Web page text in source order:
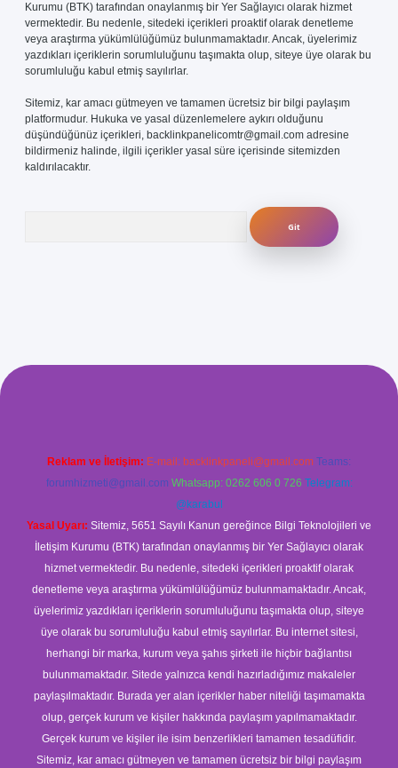
Kurumu (BTK) tarafından onaylanmış bir Yer Sağlayıcı olarak hizmet
vermektedir. Bu nedenle, sitedeki içerikleri proaktif olarak denetleme
veya araştırma yükümlülüğümüz bulunmamaktadır. Ancak, üyelerimiz
yazdıkları içeriklerin sorumluluğunu taşımakta olup, siteye üye olarak bu
sorumluluğu kabul etmiş sayılırlar.
Sitemiz, kar amacı gütmeyen ve tamamen ücretsiz bir bilgi paylaşım
platformudur. Hukuka ve yasal düzenlemelere aykırı olduğunu
düşündüğünüz içerikleri, backlinkpanelicomtr@gmail.com adresine
bildirmeniz halinde, ilgili içerikler yasal süre içerisinde sitemizden
kaldırılacaktır.
Reklam ve İletişim: E-mail: backlinkpaneli@gmail.com Teams:
forumhizmeti@gmail.com Whatsapp: 0262 606 0 726 Telegram:
@karabul
Yasal Uyarı: Sitemiz, 5651 Sayılı Kanun gereğince Bilgi Teknolojileri ve
İletişim Kurumu (BTK) tarafından onaylanmış bir Yer Sağlayıcı olarak
hizmet vermektedir. Bu nedenle, sitedeki içerikleri proaktif olarak
denetleme veya araştırma yükümlülüğümüz bulunmamaktadır. Ancak,
üyelerimiz yazdıkları içeriklerin sorumluluğunu taşımakta olup, siteye
üye olarak bu sorumluluğu kabul etmiş sayılırlar. Bu internet sitesi,
herhangi bir marka, kurum veya şahıs şirketi ile hiçbir bağlantısı
bulunmamaktadır. Sitede yalnızca kendi hazırladığımız makaleler
paylaşılmaktadır. Burada yer alan içerikler haber niteliği taşımamakta
olup, gerçek kurum ve kişiler hakkında paylaşım yapılmamaktadır.
Gerçek kurum ve kişiler ile isim benzerlikleri tamamen tesadüfidir.
Sitemiz, kar amacı gütmeyen ve tamamen ücretsiz bir bilgi paylaşım